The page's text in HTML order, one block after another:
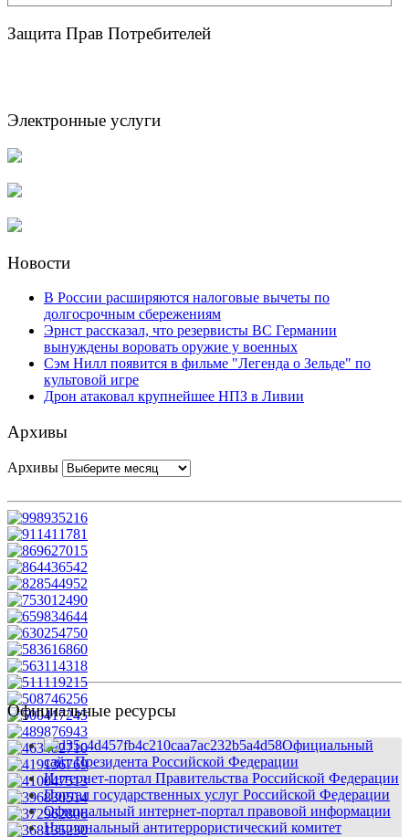
Защита Прав Потребителей
Электронные услуги
Новости
В России расширяются налоговые вычеты по
долгосрочным сбережениям
Эрнст рассказал, что резервисты ВС Германии
вынуждены воровать оружие у военных
Сэм Нилл появится в фильме "Легенда о Зельде" по
культовой игре
Дрон атаковал крупнейшее НПЗ в Ливии
Архивы
Архивы
Официальные ресурсы
Официальный
сайт Президента Российской Федерации
Интернет-портал Правительства Российской Федерации
Портал государственных услуг Российской Федерации
Официальный интернет-портал правовой информации
Национальный антитеррористический комитет